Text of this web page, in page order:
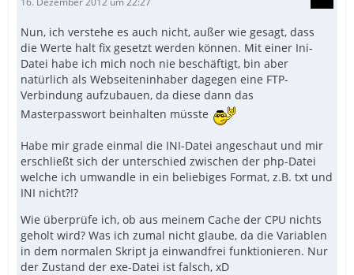
Nun, ich verstehe es auch nicht, außer wie gesagt, dass
die Werte halt fix gesetzt werden können. Mit einer Ini-
Datei habe ich mich noch nie beschäftigt, bin aber
natürlich als Webseiteninhaber dagegen eine FTP-
Verbindung aufzubauen, da diese dann das
Masterpasswort beinhalten müsste
Habe mir grade einmal die INI-Datei angeschaut und mir
erschließt sich der unterschied zwischen der php-Datei
welche ich umwandle in ein beliebiges Format, z.B. txt und
INI nicht?!?
Wie überprüfe ich, ob aus meinem Cache der CPU nichts
geholt wird? Was ich zumal nicht glaube, da die Variablen
in dem normalen Skript ja einwandfrei funktionieren. Nur
der Zustand der exe-Datei ist falsch, xD